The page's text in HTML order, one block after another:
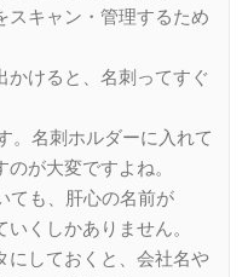
スキャン・管理するため
かけると、名刺ってすぐ
。名刺ホルダーに入れて
が大変ですよね。
ても、肝心の名前が
くしかありません。
にしておくと、会社名や